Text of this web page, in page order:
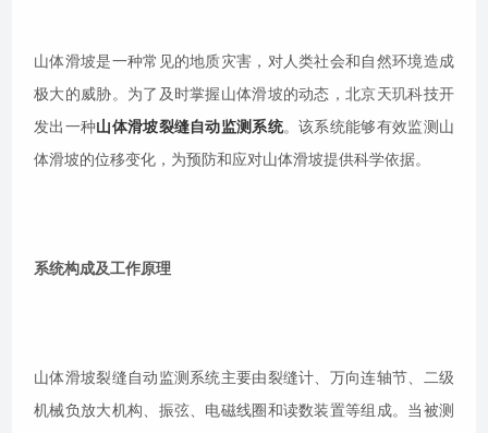
山体滑坡是一种常见的地质灾害，对人类社会和自然环境造成
极大的威胁。为了及时掌握山体滑坡的动态，北京天玑科技开
发出一种山体滑坡裂缝自动监测系统。该系统能够有效监测山
体滑坡的位移变化，为预防和应对山体滑坡提供科学依据。
系统构成及工作原理
山体滑坡裂缝自动监测系统主要由裂缝计、万向连轴节、二级
机械负放大机构、振弦、电磁线圈和读数装置等组成。当被测